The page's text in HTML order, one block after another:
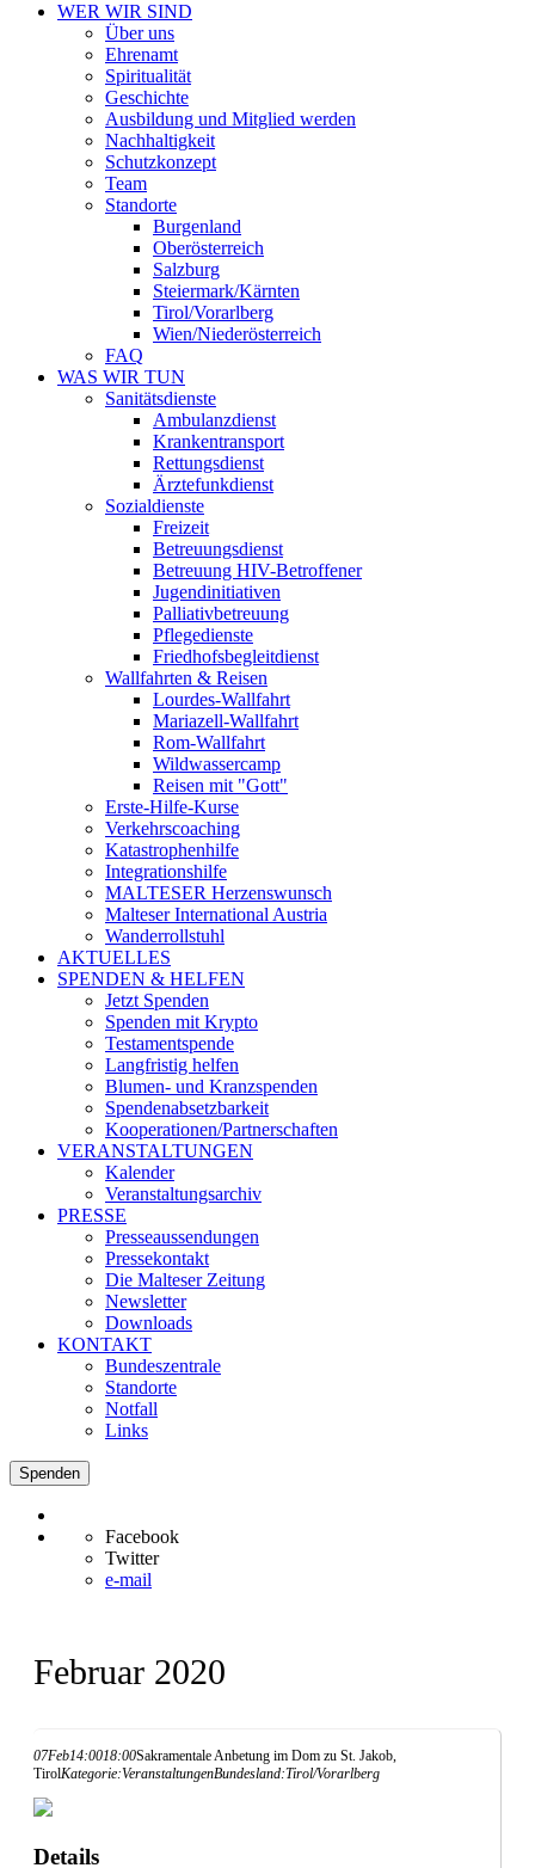
WER WIR SIND
Über uns
Ehrenamt
Spiritualität
Geschichte
Ausbildung und Mitglied werden
Nachhaltigkeit
Schutzkonzept
Team
Standorte
Burgenland
Oberösterreich
Salzburg
Steiermark/Kärnten
Tirol/Vorarlberg
Wien/Niederösterreich
FAQ
WAS WIR TUN
Sanitätsdienste
Ambulanzdienst
Krankentransport
Rettungsdienst
Ärztefunkdienst
Sozialdienste
Freizeit
Betreuungsdienst
Betreuung HIV-Betroffener
Jugendinitiativen
Palliativbetreuung
Pflegedienste
Friedhofsbegleitdienst
Wallfahrten & Reisen
Lourdes-Wallfahrt
Mariazell-Wallfahrt
Rom-Wallfahrt
Wildwassercamp
Reisen mit "Gott"
Erste-Hilfe-Kurse
Verkehrscoaching
Katastrophenhilfe
Integrationshilfe
MALTESER Herzenswunsch
Malteser International Austria
Wanderrollstuhl
AKTUELLES
SPENDEN & HELFEN
Jetzt Spenden
Spenden mit Krypto
Testamentspende
Langfristig helfen
Blumen- und Kranzspenden
Spendenabsetzbarkeit
Kooperationen/Partnerschaften
VERANSTALTUNGEN
Kalender
Veranstaltungsarchiv
PRESSE
Presseaussendungen
Pressekontakt
Die Malteser Zeitung
Newsletter
Downloads
KONTAKT
Bundeszentrale
Standorte
Notfall
Links
Spenden
Facebook
Twitter
e-mail
Februar 2020
07Feb14:0018:00Sakramentale Anbetung im Dom zu St. Jakob,
TirolKategorie:VeranstaltungenBundesland:Tirol/Vorarlberg
Details